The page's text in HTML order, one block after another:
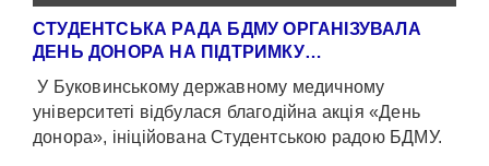
СТУДЕНТСЬКА РАДА БДМУ ОРГАНІЗУВАЛА
ДЕНЬ ДОНОРА НА ПІДТРИМКУ…
У Буковинському державному медичному
університеті відбулася благодійна акція «День
донора», ініційована Студентською радою БДМУ.